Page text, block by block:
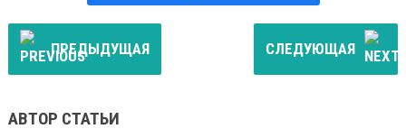
ПРЕДЫДУЩАЯ СЛЕДУЮЩАЯ
АВТОР СТАТЬИ